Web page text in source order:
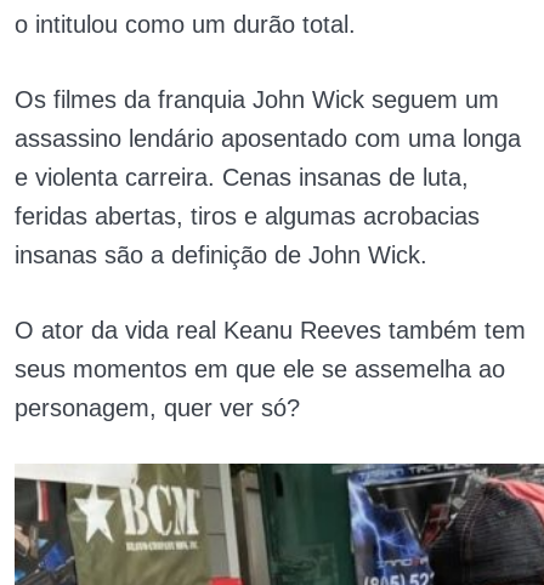
o intitulou como um durão total.
Os filmes da franquia John Wick seguem um
assassino lendário aposentado com uma longa
e violenta carreira. Cenas insanas de luta,
feridas abertas, tiros e algumas acrobacias
insanas são a definição de John Wick.
O ator da vida real Keanu Reeves também tem
seus momentos em que ele se assemelha ao
personagem, quer ver só?